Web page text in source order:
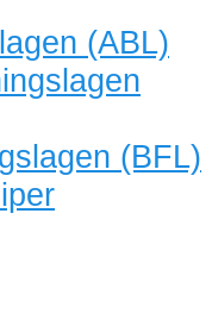
(ABL)
(BFL)